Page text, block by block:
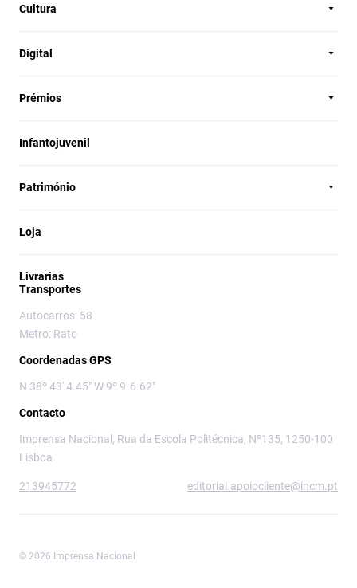
Cultura
Digital
Prémios
Infantojuvenil
Património
Loja
Livrarias
Transportes
Autocarros: 58
Metro: Rato
Coordenadas GPS
N 38º 43' 4.45" W 9º 9' 6.62"
Contacto
Imprensa Nacional, Rua da Escola Politécnica, Nº135, 1250-100
Lisboa
213945772 editorial.apoiocliente@incm.pt
© 2026 Imprensa Nacional